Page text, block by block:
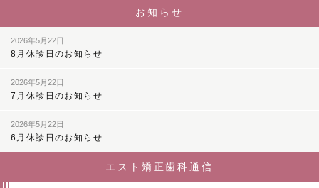
お知らせ
2026年5月22日
8月休診日のお知らせ
2026年5月22日
7月休診日のお知らせ
2026年5月22日
6月休診日のお知らせ
エスト矯正歯科通信